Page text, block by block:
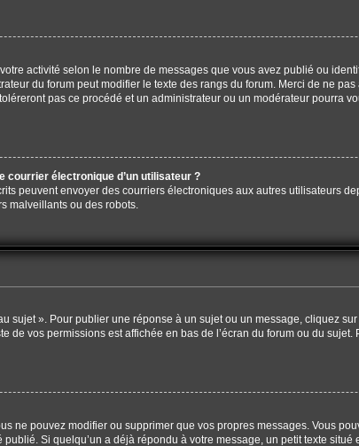
activité selon le nombre de messages que vous avez publié ou
du forum peut modifier le texte des rangs du forum. Merci de ne
pas ce procédé et un administrateur ou un modérateur pourra
courrier électronique d’un utilisateur ?
peuvent envoyer des courriers électroniques aux autres utilisateurs
malveillants ou des robots.
sujet ». Pour publier une réponse à un sujet ou un message, cliquez
de vos permissions est affichée en bas de l’écran du forum ou du
ne pouvez modifier ou supprimer que vos propres messages. Vous
Si quelqu’un a déjà répondu à votre message, un petit texte